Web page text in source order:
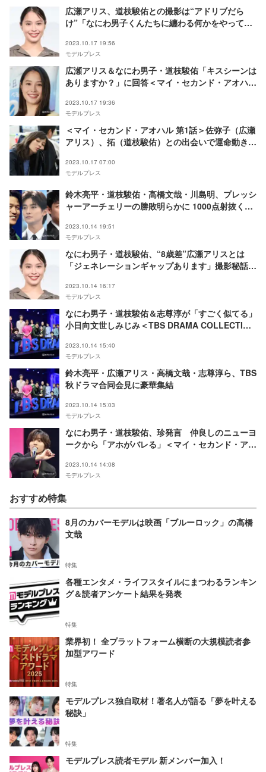
広瀬アリス、道枝駿佑との撮影は“アドリブだら
け”「なにわ男子くんたちに纏わる何かをやってみ
2023.10.17 19:56
モデルプレス
広瀬アリス＆なにわ男子・道枝駿佑「キスシーンは
ありますか？」に回答＜マイ・セカンド・アオハル
2023.10.17 19:36
モデルプレス
＜マイ・セカンド・アオハル 第1話＞佐弥子（広瀬
アリス）、拓（道枝駿佑）との出会いで運命動き出
2023.10.17 07:00
モデルプレス
鈴木亮平・道枝駿佑・高橋文哉・川島明、プレッシ
ャーアーチェリーの勝敗明らかに 1000点射抜く場
2023.10.14 19:51
モデルプレス
なにわ男子・道枝駿佑、“8歳差”広瀬アリスとは
「ジェネレーションギャップあります」撮影秘話語
2023.10.14 16:17
モデルプレス
なにわ男子・道枝駿佑＆志尊淳が「すごく似てる」
小日向文世しみじみ＜TBS DRAMA COLLECTION
2023.10.14 15:40
モデルプレス
鈴木亮平・広瀬アリス・高橋文哉・志尊淳ら、TBS
秋ドラマ合同会見に豪華集結
2023.10.14 15:03
モデルプレス
なにわ男子・道枝駿佑、珍発言 仲良しのニューヨ
ークから「アホがバレる」＜マイ・セカンド・アオ
2023.10.14 14:08
モデルプレス
おすすめ特集
8月のカバーモデルは映画「ブルーロック」の高橋
文哉
特集
各種エンタメ・ライフスタイルにまつわるランキン
グ＆読者アンケート結果を発表
特集
業界初！ 全プラットフォーム横断の大規模読者参
加型アワード
特集
モデルプレス独自取材！著名人が語る「夢を叶える
秘訣」
特集
モデルプレス読者モデル 新メンバー加入！